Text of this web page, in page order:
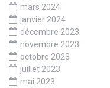
mars 2024
janvier 2024
décembre 2023
novembre 2023
octobre 2023
juillet 2023
mai 2023